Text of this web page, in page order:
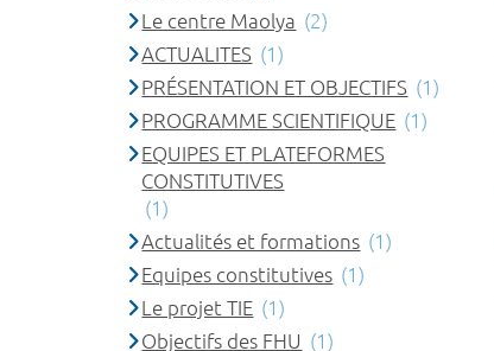
Le centre Maolya (2)
ACTUALITES (1)
PRÉSENTATION ET OBJECTIFS (1)
PROGRAMME SCIENTIFIQUE (1)
EQUIPES ET PLATEFORMES
CONSTITUTIVES
(1)
Actualités et formations (1)
Equipes constitutives (1)
Le projet TIE (1)
Objectifs des FHU (1)